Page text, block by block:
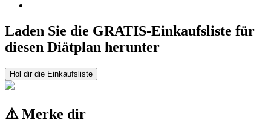
Laden Sie die GRATIS-Einkaufsliste für
diesen Diätplan herunter
Hol dir die Einkaufsliste
⚠️ Merke dir